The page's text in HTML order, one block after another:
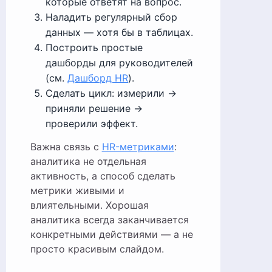
Наладить регулярный сбор
данных — хотя бы в таблицах.
Построить простые
дашборды для руководителей
(см.Дашборд HR).
Сделать цикл: измерили →
приняли решение →
проверили эффект.
Важна связь с HR-метриками:
аналитика не отдельная
активность, а способ сделать
метрики живыми и
влиятельными. Хорошая
аналитика всегда заканчивается
конкретными действиями — а не
просто красивым слайдом.